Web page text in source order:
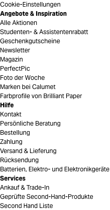
Cookie-Einstellungen
Angebote & Inspiration
Alle Aktionen
Studenten- & Assistentenrabatt
Geschenkgutscheine
Newsletter
Magazin
PerfectPic
Foto der Woche
Marken bei Calumet
Farbprofile von Brilliant Paper
Hilfe
Kontakt
Persönliche Beratung
Bestellung
Zahlung
Versand & Lieferung
Rücksendung
Batterien, Elektro- und Elektronikgeräte
Services
Ankauf & Trade-In
Geprüfte Second-Hand-Produkte
Second Hand Liste